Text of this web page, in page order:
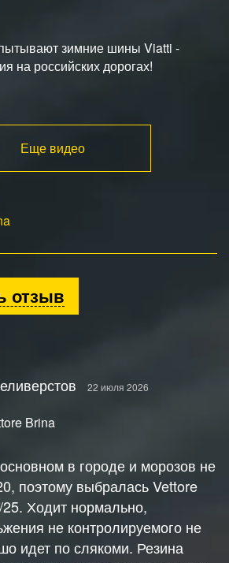
зимние шины Viatti -
на российских дорогах!
Еще видео
отзыв
22 июля 2026
Brina
в городе и морозов не
поэтому выбралась Vettore
25. Ходит нормально,
не контролируемого не
идет по слякоми. Резина